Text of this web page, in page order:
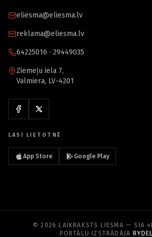
eliesma@eliesma.lv
reklama@eliesma.lv
64225016 · 29449035
Ziemeļu iela 7,
Valmiera, LV-4201
LASI LIETOTNĒ
App Store Google Play
© 2026 LAIKRAKSTS LIESMA — SIA
PORTĀLU IZSTRĀDĀJA